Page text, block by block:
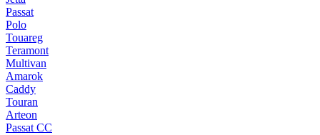
Passat
Polo
Touareg
Teramont
Multivan
Amarok
Caddy
Touran
Arteon
Passat CC